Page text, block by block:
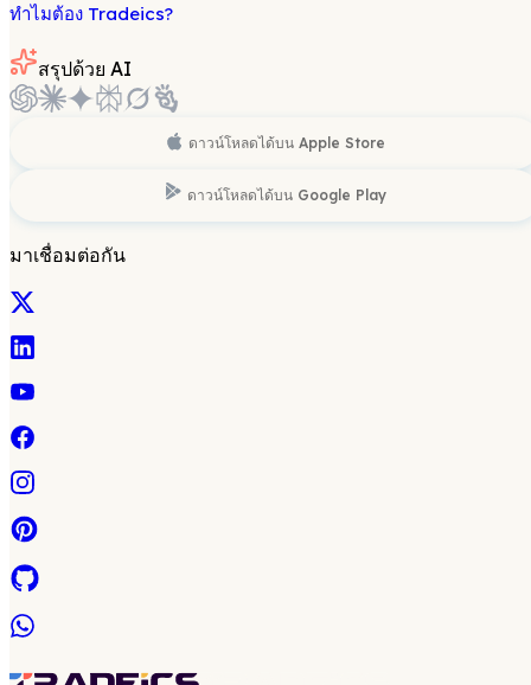
ทำไมต้อง Tradeics?
สรุปด้วย AI
ดาวน์โหลดได้บน Apple Store
ดาวน์โหลดได้บน Google Play
มาเชื่อมต่อกัน